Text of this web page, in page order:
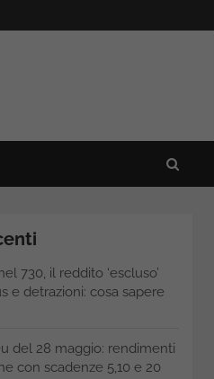
730, il reddito ‘escluso’
e detrazioni: cosa sapere
del 28 maggio: rendimenti
con scadenze 5,10 e 20